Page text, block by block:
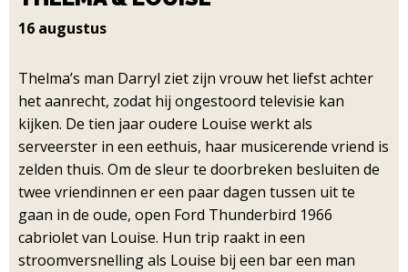
16 augustus
Thelma’s man Darryl ziet zijn vrouw het liefst achter
het aanrecht, zodat hij ongestoord televisie kan
kijken. De tien jaar oudere Louise werkt als
serveerster in een eethuis, haar musicerende vriend is
zelden thuis. Om de sleur te doorbreken besluiten de
twee vriendinnen er een paar dagen tussen uit te
gaan in de oude, open Ford Thunderbird 1966
cabriolet van Louise. Hun trip raakt in een
stroomversnelling als Louise bij een bar een man